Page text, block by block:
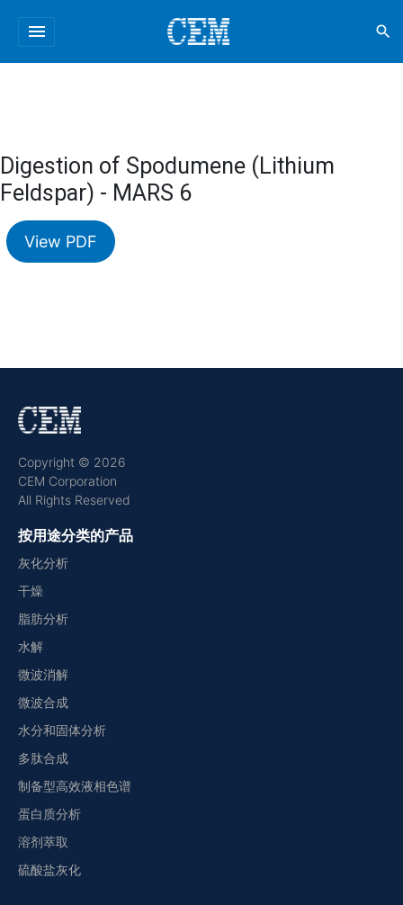
menu search
Digestion of Spodumene (Lithium
Feldspar) - MARS 6
View PDF
Copyright © 2026
CEM Corporation
All Rights Reserved
按用途分类的产品
灰化分析
干燥
脂肪分析
水解
微波消解
微波合成
水分和固体分析
多肽合成
制备型高效液相色谱
蛋白质分析
溶剂萃取
硫酸盐灰化